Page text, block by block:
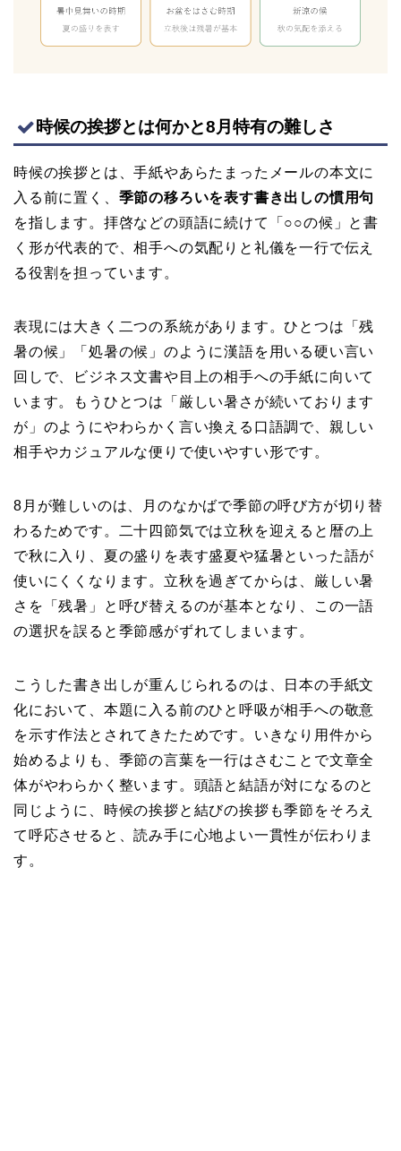
時候の挨拶とは何かと8月特有の難しさ
時候の挨拶とは、手紙やあらたまったメールの本文に
入る前に置く、 季節の移ろいを表す書き出しの慣用句
を指します。拝啓などの頭語に続けて「○○の候」と書
く形が代表的で、相手への気配りと礼儀を一行で伝え
る役割を担っています。
表現には大きく二つの系統があります。ひとつは「残
暑の候」「処暑の候」のように漢語を用いる硬い言い
回しで、ビジネス文書や目上の相手への手紙に向いて
います。もうひとつは「厳しい暑さが続いております
が」のようにやわらかく言い換える口語調で、親しい
相手やカジュアルな便りで使いやすい形です。
8月が難しいのは、月のなかばで季節の呼び方が切り替
わるためです。二十四節気では立秋を迎えると暦の上
で秋に入り、夏の盛りを表す盛夏や猛暑といった語が
使いにくくなります。立秋を過ぎてからは、厳しい暑
さを「残暑」と呼び替えるのが基本となり、この一語
の選択を誤ると季節感がずれてしまいます。
こうした書き出しが重んじられるのは、日本の手紙文
化において、本題に入る前のひと呼吸が相手への敬意
を示す作法とされてきたためです。いきなり用件から
始めるよりも、季節の言葉を一行はさむことで文章全
体がやわらかく整います。頭語と結語が対になるのと
同じように、時候の挨拶と結びの挨拶も季節をそろえ
て呼応させると、読み手に心地よい一貫性が伝わりま
す。